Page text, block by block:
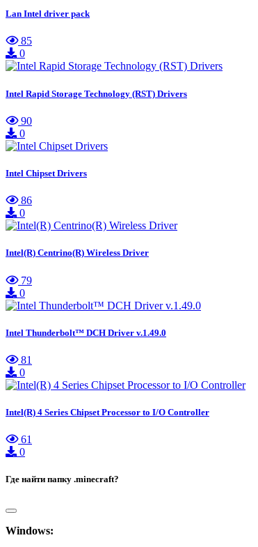
Lan Intel driver pack
85
0
Intel Rapid Storage Technology (RST) Drivers
90
0
Intel Chipset Drivers
86
0
Intel(R) Centrino(R) Wireless Driver
79
0
Intel Thunderbolt™ DCH Driver v.1.49.0
81
0
Intel(R) 4 Series Chipset Processor to I/O Controller
61
0
Где найти папку .minecraft?
Windows: